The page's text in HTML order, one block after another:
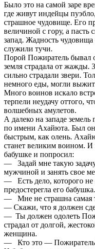
Было это на самой заре
где живут индейцы
страшное чудовище. Его
величиной с гору, а пасть
запад. Жадность
служили тучи.
Порой Пожиратель бывал
земля страдала от жажды.
сильно страдали звери.
немного еды, могли
Много воинов искало
терпели неудачу оттого,
волшебных амулетов.
А далеко на западе
по имени Ахайюта. Был
быстрым, как олень.
станет великим воином.
бабушке и попросил:
— Задай мне такую
мужчиной и занять свое
— Есть дело, которого
предостерегла его бабушка.
— Мне не страшна самая
— Скажи, что я должен
— Ты должен одолеть
страдал от долгой,
женщина.
— Кто это —